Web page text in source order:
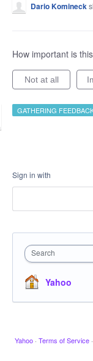
Dario Komineck
How important is
Not at all
GATHERING
Sign in with
Search
Yahoo
Yahoo · Terms of Service ·